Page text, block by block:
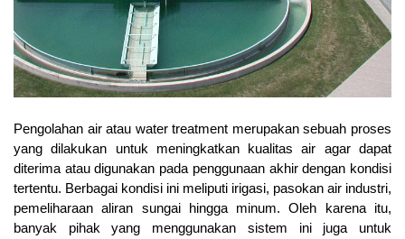
Pengolahan air atau water treatment merupakan sebuah proses
yang dilakukan untuk meningkatkan kualitas air agar dapat
diterima atau digunakan pada penggunaan akhir dengan kondisi
tertentu. Berbagai kondisi ini meliputi irigasi, pasokan air industri,
pemeliharaan aliran sungai hingga minum. Oleh karena itu,
banyak pihak yang menggunakan sistem ini juga untuk